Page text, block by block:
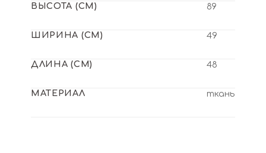
ВЫСОТА (СМ) 89
ШИРИНА (СМ) 49
ДЛИНА (СМ) 48
МАТЕРИАЛ ткань